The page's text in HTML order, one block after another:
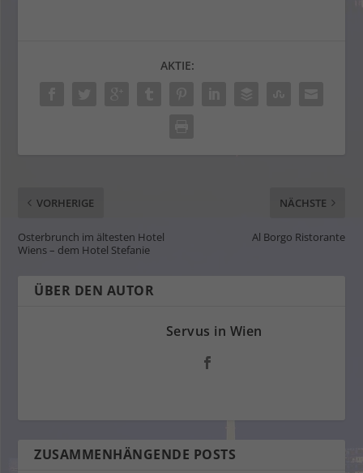
AKTIE:
VORHERIGE
Osterbrunch im ältesten Hotel
Wiens – dem Hotel Stefanie
NÄCHSTE
Al Borgo Ristorante
ÜBER DEN AUTOR
Servus in Wien
ZUSAMMENHÄNGENDE POSTS